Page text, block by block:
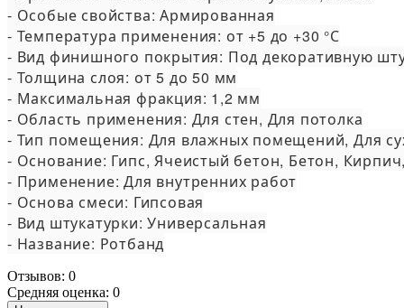
- Особые свойства: Армированная
- Температура применения: от +5 до +30 °С
- Вид финишного покрытия: Под декоративную
- Толщина слоя: от 5 до 50 мм
- Максимальная фракция: 1,2 мм
- Область применения: Для стен, Для потолка
- Тип помещения: Для влажных помещений, Для
- Основание: Гипс, Ячеистый бетон, Бетон,
- Применение: Для внутренних работ
- Основа смеси: Гипсовая
- Вид штукатурки: Универсальная
- Название: Ротбанд
Отзывов: 0
Средняя оценка: 0